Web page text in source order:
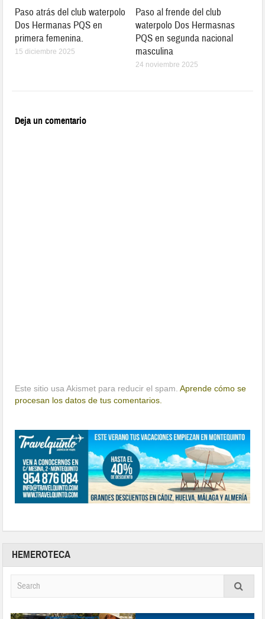
Paso atrás del club waterpolo
Dos Hermanas PQS en
primera femenina.
15 diciembre 2025
Paso al frende del club
waterpolo Dos Hermasnas
PQS en segunda nacional
masculina
24 noviembre 2025
Deja un comentario
Este sitio usa Akismet para reducir el spam.Aprende cómo se
procesan los datos de tus comentarios.
HEMEROTECA